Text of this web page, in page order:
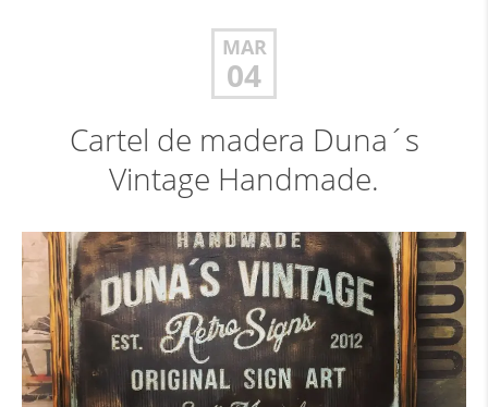
MAR
04
Cartel de madera Duna´s
Vintage Handmade.